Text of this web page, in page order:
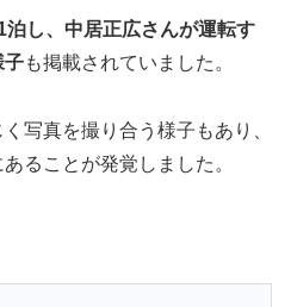
し、中居正広さんが運転す
子も掲載されていました。
写真を撮り合う様子もあり、
ることが発覚しました。